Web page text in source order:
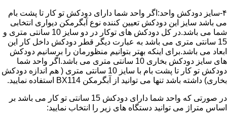
۴-سایز دودکش واحد:اگر واحد شما دارای دودکش تو کار تا پشت بام
می باشد سایز این دودکش تعیین کننده نوع آبگرمکن دیواری انتخابی
شما می باشد.در کل دودکش های توکار در دو سایز 10 سانتی متری و
15 سانتی متری می باشد به عبارت دیگر قطر دودکش داخل کار این
ابعاد می باشد.برای اینکه بهتر بتوانیم منظورمان را برسانیم دودکش
های سایز دودکش بخاری 10 سانتی متری می باشد.اگر واحد شما
دودکش تو کار تا پشت بام با سایز 10 سانتی متری ( هم اندازه دودکش
بخاری) داشته باشد تنها می توانید از آبگرمکن BX114 استفاده نمایید.
در صورتی که واحد شما دارای دودکش 15 سانتی تو کار می باشد بر
اساس متراژ می توانید دستگاه های زیر را انتخاب نمایید: